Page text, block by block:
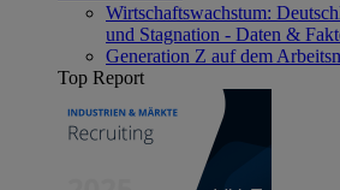
Wirtschaftswachstum:
und Stagnation - Daten &
Generation Z auf dem
Top Report